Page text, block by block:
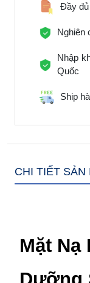
Đầy đủ
Nghiên
Nhập
Quốc
Ship
CHI TIẾT SẢN
Mặt Nạ
Dưỡng